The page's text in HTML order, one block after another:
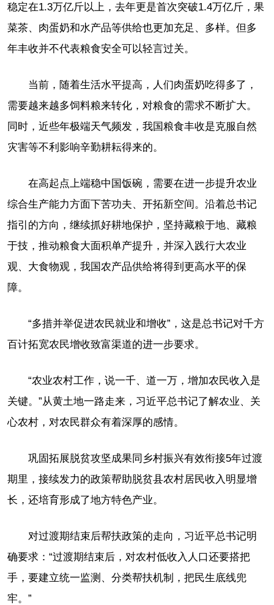
稳定在1.3万亿斤以上，去年更是首次突破1.4万亿斤，果
菜茶、肉蛋奶和水产品等供给也更加充足、多样。但多
年丰收并不代表粮食安全可以轻言过关。
当前，随着生活水平提高，人们肉蛋奶吃得多了，
需要越来越多饲料粮来转化，对粮食的需求不断扩大。
同时，近些年极端天气频发，我国粮食丰收是克服自然
灾害等不利影响辛勤耕耘得来的。
在高起点上端稳中国饭碗，需要在进一步提升农业
综合生产能力方面下苦功夫、开拓新空间。沿着总书记
指引的方向，继续抓好耕地保护，坚持藏粮于地、藏粮
于技，推动粮食大面积单产提升，并深入践行大农业
观、大食物观，我国农产品供给将得到更高水平的保
障。
“多措并举促进农民就业和增收”，这是总书记对千方
百计拓宽农民增收致富渠道的进一步要求。
“农业农村工作，说一千、道一万，增加农民收入是
关键。”从黄土地一路走来，习近平总书记了解农业、关
心农村，对农民群众有着深厚的感情。
巩固拓展脱贫攻坚成果同乡村振兴有效衔接5年过渡
期里，接续发力的政策帮助脱贫县农村居民收入明显增
长，还培育形成了地方特色产业。
对过渡期结束后帮扶政策的走向，习近平总书记明
确要求：“过渡期结束后，对农村低收入人口还要搭把
手，要建立统一监测、分类帮扶机制，把民生底线兜
牢。”